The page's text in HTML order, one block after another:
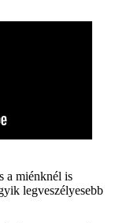
a miénknél is
legveszélyesebb